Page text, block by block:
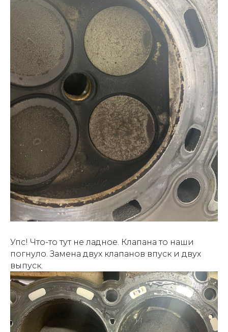
Упс! Что-то тут не ладное. Клапана то наши
погнуло. Замена двух клапанов впуск и двух
выпуск.